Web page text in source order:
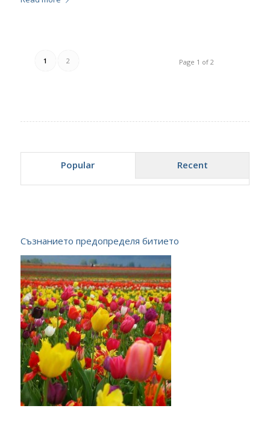
Page 1 of 2
1 2
Popular Recent
Съзнанието предопределя битието